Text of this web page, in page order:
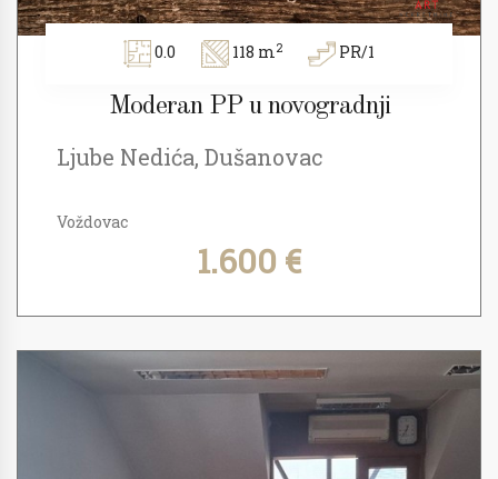
0.0 118 m2 PR/1
Moderan PP u novogradnji
Ljube Nedića, Dušanovac
Voždovac
1.600 €